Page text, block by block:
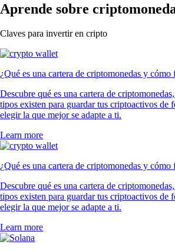
Aprende sobre
Claves para invertir en cripto
¿Qué es una cartera de criptomonedas y cómo
Descubre qué es una cartera de
tipos existen para guardar tus criptoactivos de
elegir la que mejor se adapte a ti.
Learn more
¿Qué es una cartera de criptomonedas y cómo
Descubre qué es una cartera de
tipos existen para guardar tus criptoactivos de
elegir la que mejor se adapte a ti.
Learn more